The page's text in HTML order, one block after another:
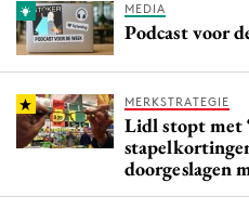
MEDIA
Podcast voor
MERKSTRATEGIE
Lidl stopt met
doorgeslagen